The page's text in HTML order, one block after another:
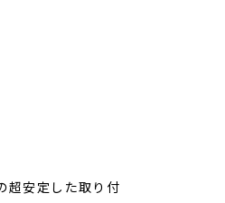
超安定した取り付